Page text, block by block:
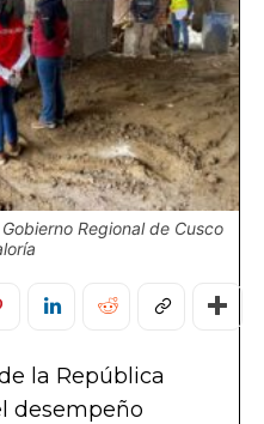
Regional de Cusco
la República
desempeño